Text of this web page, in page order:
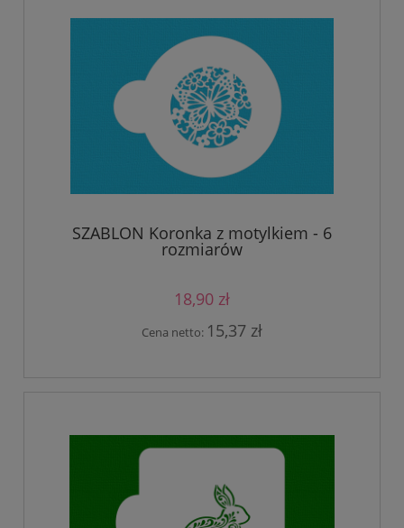
SZABLON Koronka z motylkiem - 6
rozmiarów
18,90 zł
Cena netto: 15,37 zł